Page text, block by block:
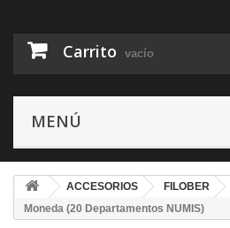
Carrito vacío
MENÚ
ACCESORIOS FILOBER
Moneda (20 Departamentos NUMIS)